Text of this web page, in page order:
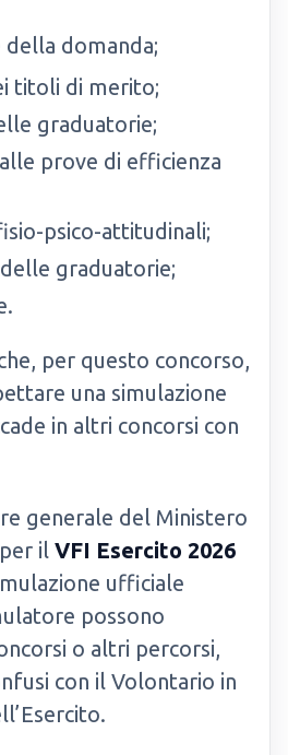
domanda;
titoli di merito;
graduatorie;
prove di efficienza
psico-attitudinali;
graduatorie;
per questo concorso,
una simulazione
in altri concorsi con
generale del Ministero
il VFI Esercito 2026
ufficiale
possono
o altri percorsi,
con il Volontario in